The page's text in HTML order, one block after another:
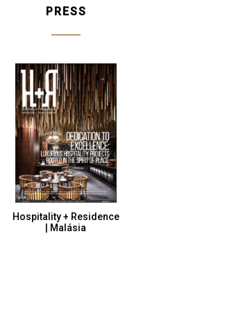
PRESS
Hospitality + Residence
| Malásia